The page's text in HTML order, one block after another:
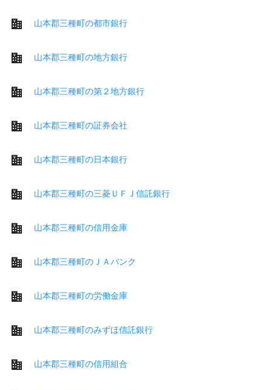
山本郡三種町の都市銀行
山本郡三種町の地方銀行
山本郡三種町の第２地方銀行
山本郡三種町の証券会社
山本郡三種町の日本銀行
山本郡三種町の三菱ＵＦＪ信託銀行
山本郡三種町の信用金庫
山本郡三種町のＪＡバンク
山本郡三種町の労働金庫
山本郡三種町のみずほ信託銀行
山本郡三種町の信用組合